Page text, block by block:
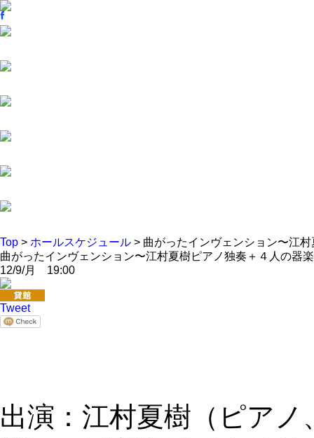
Top > ホールスケジュール > 曲がったインヴェンション〜江
曲がったインヴェンション〜江村夏樹ピアノ独奏＋４人の器
12/9/月 19:00
Tweet
出演：江村夏樹（ピア